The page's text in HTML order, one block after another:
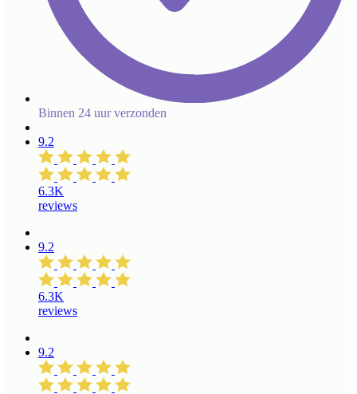
Binnen 24 uur verzonden
9.2
6.3K
reviews
9.2
6.3K
reviews
9.2